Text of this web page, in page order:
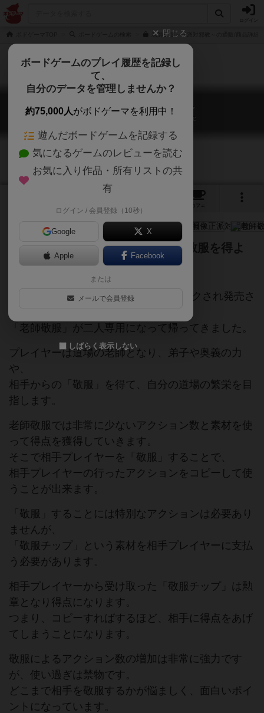
老師敬服～正派対邪教～の通販/商品詳細
老師敬服～正派対邪教～
Master of Respect - Orthodox vs. Heretic
カフェ
弟子を育て、技を極め、好敵手の敬服を得よ
2016年にHOY GAMESから発売し、
ホビージャパン様より2019年にリメイクされ発売さ
「老師敬服」が二人専用になって帰ってきました。
プレイヤーは道場の老師となり、弟子や奥義の力
や、
相手からの「敬服」を得て、自分の道場の繁栄を目
指します。
老師敬服では非常に少ないアクション数と素材を使
って得点を獲得していきます。
そこで相手プレイヤーを「敬服」することで、
相手プレイヤーの行ったアクションをコピーして使
うことが出来ます。
「敬服」することには特別なアクションは必要あり
ませんが、
「敬服チップ」という素材を相手プレイヤーに支払
う必要があります。
相手プレイヤーから受け取った「敬服チップ」は勲
章となり得点になります。
つまり、コピーすればするほど、相手に得点をあげ
てしまうことになります。
敬服によるアクション数の増加は非常に強力です
が、使い過ぎは禁物です。
どこまで相手を敬服するかが悩ましく、面白いポイ
ントになっています。
閉じる
ボードゲームのプレイ履歴を記録し
て、
自分のデータを管理しませんか？
約75,000人がボドゲーマを利用中！
遊んだボードゲームを記録する
気になるゲームのレビューを読む
お気に入り作品・所有リストの共
有
ログイン / 会員登録（10秒）
Google X
Apple Facebook
または
メールで会員登録
しばらく表示しない